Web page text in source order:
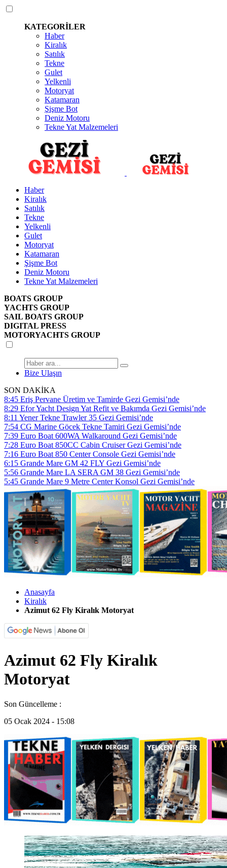
KATEGORİLER
Haber
Kiralık
Satılık
Tekne
Gulet
Yelkenli
Motoryat
Katamaran
Şişme Bot
Deniz Motoru
Tekne Yat Malzemeleri
Haber
Kiralık
Satılık
Tekne
Yelkenli
Gulet
Motoryat
Katamaran
Şişme Bot
Deniz Motoru
Tekne Yat Malzemeleri
BOATS GROUP
YACHTS GROUP
SAIL BOATS GROUP
DIGITAL PRESS
MOTORYACHTS GROUP
Bize Ulaşın
SON DAKİKA
8:45 Eriş Pervane Üretim ve Tamirde Gezi Gemisi’nde
8:29 Efor Yacht Design Yat Refit ve Bakımda Gezi Gemisi’nde
8:11 Yener Tekne Trawler 35 Gezi Gemisi’nde
7:54 CG Marine Göcek Tekne Tamiri Gezi Gemisi’nde
7:39 Euro Boat 600WA Walkaround Gezi Gemisi’nde
7:28 Euro Boat 850CC Cabin Cruiser Gezi Gemisi’nde
7:16 Euro Boat 850 Center Console Gezi Gemisi’nde
6:15 Grande Mare GM 42 FLY Gezi Gemisi’nde
5:56 Grande Mare LA SERA GM 38 Gezi Gemisi’nde
5:45 Grande Mare 9 Metre Center Konsol Gezi Gemisi’nde
Anasayfa
Kiralık
Azimut 62 Fly Kiralık Motoryat
Azimut 62 Fly Kiralık
Motoryat
Son Güncelleme :
05 Ocak 2024 - 15:08